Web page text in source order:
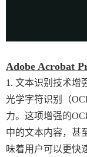
Adobe Acrobat
1. 文本识别技术增
光学字符识别（
力。这项增强的
中的文本内容，甚
味着用户可以更快